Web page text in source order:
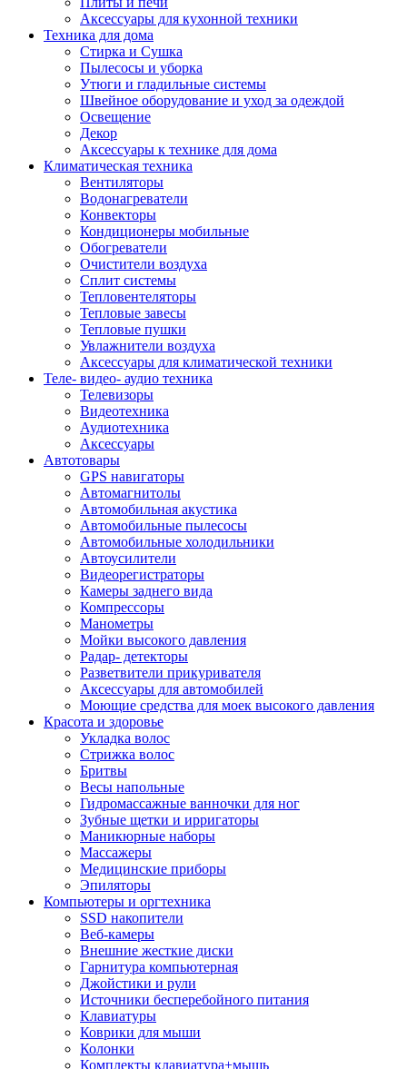
Аксессуары для кухонной техники
Техника для дома
Стирка и Сушка
Пылесосы и уборка
Утюги и гладильные системы
Швейное оборудование и уход за одеждой
Освещение
Декор
Аксессуары к технике для дома
Климатическая техника
Вентиляторы
Водонагреватели
Конвекторы
Кондиционеры мобильные
Обогреватели
Очистители воздуха
Сплит системы
Тепловентеляторы
Тепловые завесы
Тепловые пушки
Увлажнители воздуха
Аксессуары для климатической техники
Теле- видео- аудио техника
Телевизоры
Видеотехника
Аудиотехника
Аксессуары
Автотовары
GPS навигаторы
Автомагнитолы
Автомобильная акустика
Автомобильные пылесосы
Автомобильные холодильники
Автоусилители
Видеорегистраторы
Камеры заднего вида
Компрессоры
Манометры
Мойки высокого давления
Радар- детекторы
Разветвители прикуривателя
Аксессуары для автомобилей
Моющие средства для моек высокого давления
Красота и здоровье
Укладка волос
Стрижка волос
Бритвы
Весы напольные
Гидромассажные ванночки для ног
Зубные щетки и ирригаторы
Маникюрные наборы
Массажеры
Медицинские приборы
Эпиляторы
Компьютеры и оргтехника
SSD накопители
Веб-камеры
Внешние жесткие диски
Гарнитура компьютерная
Джойстики и рули
Источники бесперебойного питания
Клавиатуры
Коврики для мыши
Колонки
Комплекты клавиатура+мышь